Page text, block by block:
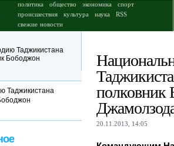
политика общество экономика
спорт
происшествия
культура наука
RSS
свежие новости
полковник
20.11.2013, 14:05
Таджикистана